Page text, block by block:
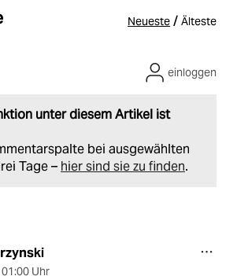
Neueste / Älteste
unter diesem Artikel ist
bei ausgewählten
Tage – hier sind sie zu finden.
einloggen
01:00 Uhr